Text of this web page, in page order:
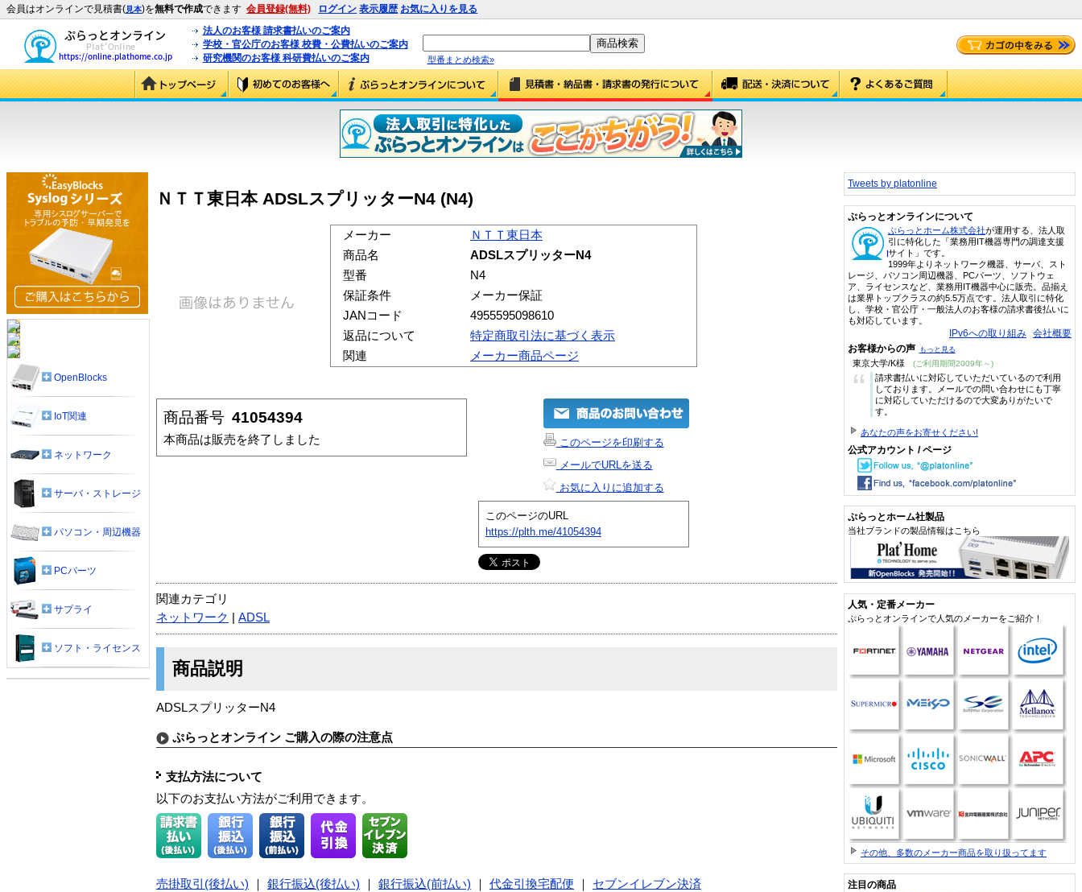
会員はオンラインで見積書(見本)を無料で作成できます 会員登録(無料) ログイン 表示履歴 お気に入りを見る
法人のお客様 請求書払いのご案内
学校・官公庁のお客様 校費・公費払いのご案内
研究機関のお客様 科研費払いのご案内
型番まとめ検索»
ＮＴＴ東日本 ADSLスプリッターN4 (N4)
メーカー
ＮＴＴ東日本
商品名
ADSLスプリッターN4
型番
N4
保証条件
メーカー保証
JANコード
4955595098610
返品について
特定商取引法に基づく表示
関連
メーカー商品ページ
商品番号 41054394
本商品は販売を終了しました
このページを印刷する
メールでURLを送る
お気に入りに追加する
このページのURL
https://plth.me/41054394
関連カテゴリ
ネットワーク
ADSL
商品説明
ADSLスプリッターN4
ぷらっとオンライン ご購入の際の注意点
支払方法について
以下のお支払い方法がご利用できます。
売掛取引(後払い) 銀行振込(後払い) 銀行振込(前払い) 代金引換宅配便
セブンイレブン決済
OpenBlocks
IoT関連
ネットワーク
サーバ・ストレージ
パソコン・周辺機器
PCパーツ
サプライ
ソフト・ライセンス
Tweets by platonline
ぷらっとオンラインについて
ぷらっとホーム株式会社が運用する、法人取
引に特化した「業務用IT機器専門の調達支援
サイト」です。
1999年よりネットワーク機器、サーバ、スト
レージ、パソコン周辺機器、PCパーツ、ソフトウェ
ア、ライセンスなど、業務用IT機器中心に販売。品揃え
は業界トップクラスの約5.5万点です。法人取引に特化
し、学校・官公庁・一般法人のお客様の請求書後払いに
も対応しています。
IPv6への取り組み 会社概要
お客様からの声 もっと見る
東京大学/K様 (ご利用期間2009年～)
“
請求書払いに対応していただいているので利用
しております。メールでの問い合わせにも丁寧
に対応していただけるので大変ありがたいで
す。
あなたの声をお寄せください!
公式アカウント / ページ
ぷらっとホーム社製品
当社ブランドの製品情報はこちら
人気・定番メーカー
ぷらっとオンラインで人気のメーカーをご紹介！
その他、多数のメーカー商品を取り扱ってます
注目の商品